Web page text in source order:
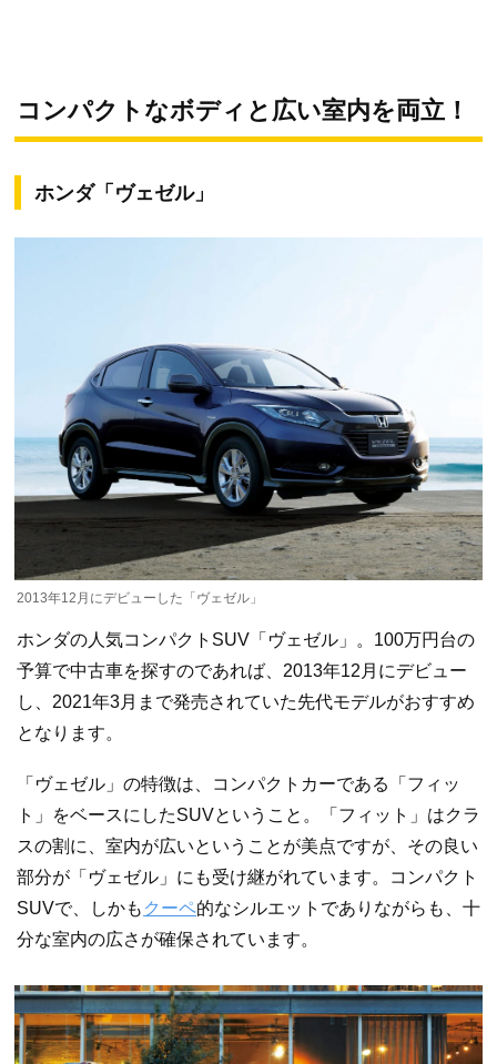
コンパクトなボディと広い室内を両立！
ホンダ「ヴェゼル」
2013年12月にデビューした「ヴェゼル」
ホンダの人気コンパクトSUV「ヴェゼル」。100万円台の
予算で中古車を探すのであれば、2013年12月にデビュー
し、2021年3月まで発売されていた先代モデルがおすすめ
となります。
「ヴェゼル」の特徴は、コンパクトカーである「フィッ
ト」をベースにしたSUVということ。「フィット」はクラ
スの割に、室内が広いということが美点ですが、その良い
部分が「ヴェゼル」にも受け継がれています。コンパクト
SUVで、しかも クーペ的なシルエットでありながらも、十
分な室内の広さが確保されています。